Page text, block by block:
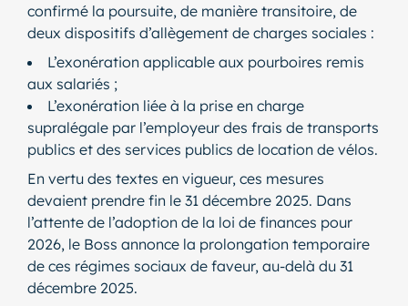
confirmé la poursuite, de manière transitoire, de
deux dispositifs d’allègement de charges sociales :
L’exonération applicable aux pourboires remis
aux salariés ;
L’exonération liée à la prise en charge
supralégale par l’employeur des frais de transports
publics et des services publics de location de vélos.
En vertu des textes en vigueur, ces mesures
devaient prendre fin le 31 décembre 2025. Dans
l’attente de l’adoption de la loi de finances pour
2026, le Boss annonce la prolongation temporaire
de ces régimes sociaux de faveur, au-delà du 31
décembre 2025.